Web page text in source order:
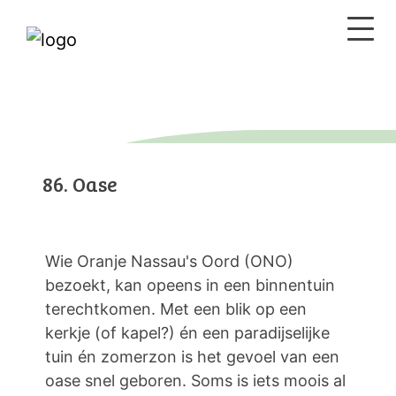
86. Oase
Wie Oranje Nassau's Oord (ONO)
bezoekt, kan opeens in een binnentuin
terechtkomen. Met een blik op een
kerkje (of kapel?) én een paradijselijke
tuin én zomerzon is het gevoel van een
oase snel geboren. Soms is iets moois al